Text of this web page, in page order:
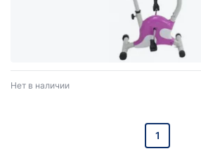
Нет в наличии
1